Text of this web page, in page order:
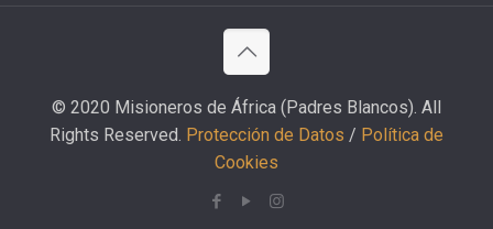
© 2020 Misioneros de África (Padres Blancos). All
Rights Reserved. Protección de Datos / Política de
Cookies